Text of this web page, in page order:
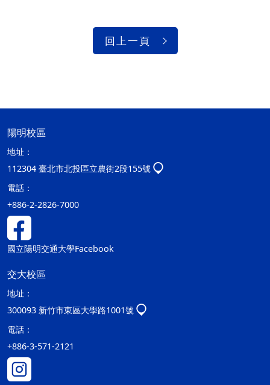
回上一頁
陽明校區
地址：
112304 臺北市北投區立農街2段155號
電話：
+886-2-2826-7000
國立陽明交通大學Facebook
交大校區
地址：
300093 新竹市東區大學路1001號
電話：
+886-3-571-2121